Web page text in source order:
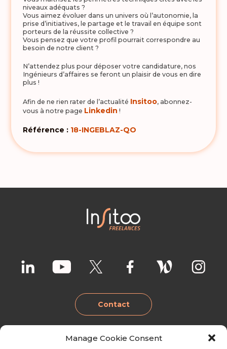
Manage Cookie Consent
niveaux adéquats ?
Vous aimez évoluer dans un univers où l’autonomie, la
prise d’initiatives, le partage et le travail en équipe sont
porteurs de la réussite collective ?
Vous pensez que votre profil pourrait correspondre au
besoin de notre client ?
N’attendez plus pour déposer votre candidature, nos
Ingénieurs d’affaires se feront un plaisir de vous en dire
plus !
Afin de ne rien rater de l’actualité Insitoo, abonnez-
vous à notre page Linkedin !
Référence : 18-INGEBLAZ-QO
Contact
Lyon